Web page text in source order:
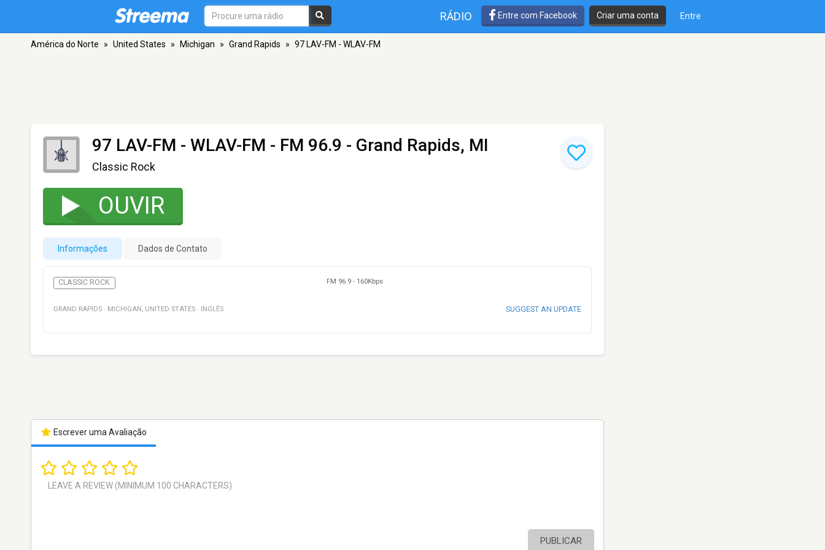
RÁDIO Entre com Facebook Criar uma conta Entre
América do Norte » United States » Michigan » Grand Rapids » 97 LAV-FM - WLAV-FM
97 LAV-FM - WLAV-FM - FM 96.9 - Grand Rapids, MI
Classic Rock
OUVIR
Informações Dados de Contato
CLASSIC ROCK FM 96.9 - 160Kbps
GRAND RAPIDS · MICHIGAN , UNITED STATES · INGLÊS SUGGEST AN UPDATE
Escrever uma Avaliação
PUBLICAR